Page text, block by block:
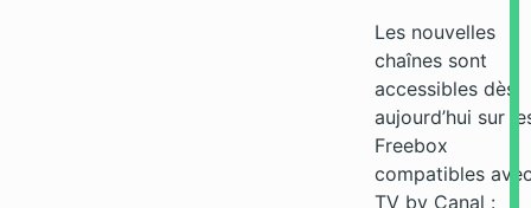
Les nouvelles
chaînes sont
accessibles dès
aujourd’hui sur
Freebox
compatibles
TV by Canal :